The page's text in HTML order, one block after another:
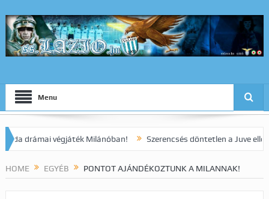
Menu
végjáték Milánóban! Szerencsés döntetlen a Juve elleni
HOME EGYÉB PONTOT AJÁNDÉKOZTUNK A MILANNAK!